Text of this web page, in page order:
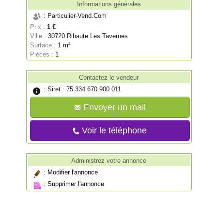
Informations générales
: Particulier-Vend.Com
Prix : 1 €
Ville :30720 Ribaute Les Tavernes
Surface : 1 m²
Pièces : 1
Contactez le vendeur
: Siret : 75 334 670 900 011
Envoyer un mail
Voir le téléphone
Administrez votre annonce
: Modifier l'annonce
:Supprimer l'annonce